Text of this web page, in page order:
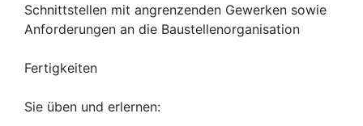
Schnittstellen mit angrenzenden Gewerken sowie
Anforderungen an die Baustellenorganisation
Fertigkeiten
Sie üben und erlernen: